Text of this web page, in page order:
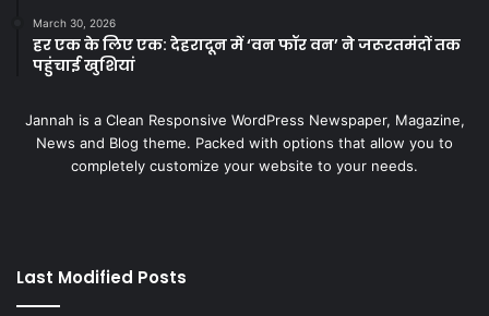
March 30, 2026
हर एक के लिए एक: देहरादून में ‘वन फॉर वन’ ने जरूरतमंदों तक
पहुंचाई खुशियां
Jannah is a Clean Responsive WordPress Newspaper, Magazine,
News and Blog theme. Packed with options that allow you to
completely customize your website to your needs.
Last Modified Posts